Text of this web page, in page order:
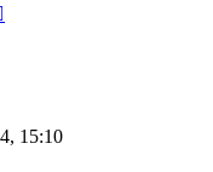
15:10